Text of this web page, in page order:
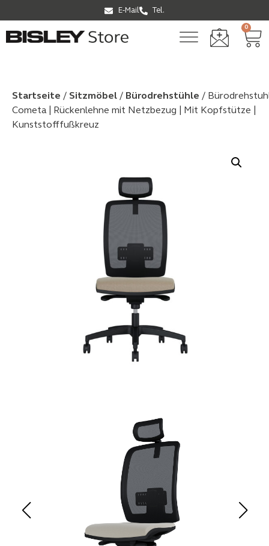
E-Mail Tel.
0
Startseite / Sitzmöbel / Bürodrehstühle /
Cometa | Rückenlehne mit Netzbezug | Mit Kopfstütze |
Kunststofffußkreuz